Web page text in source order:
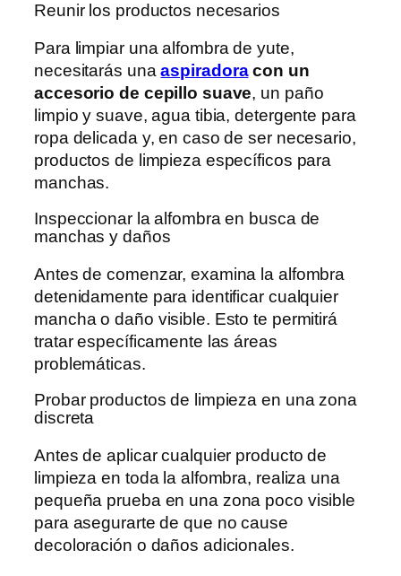
Reunir los productos necesarios
Para limpiar una alfombra de yute,
necesitarás unaaspiradoracon un
accesorio de cepillo suave, un paño
limpio y suave, agua tibia, detergente para
ropa delicada y, en caso de ser necesario,
productos de limpieza específicos para
manchas.
Inspeccionar la alfombra en busca de
manchas y daños
Antes de comenzar, examina la alfombra
detenidamente para identificar cualquier
mancha o daño visible. Esto te permitirá
tratar específicamente las áreas
problemáticas.
Probar productos de limpieza en una zona
discreta
Antes de aplicar cualquier producto de
limpieza en toda la alfombra, realiza una
pequeña prueba en una zona poco visible
para asegurarte de que no cause
decoloración o daños adicionales.